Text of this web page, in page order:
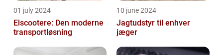
01 july 2024
Elscootere: Den moderne
transportløsning
10 june 2024
Jagtudstyr til enhver
jæger